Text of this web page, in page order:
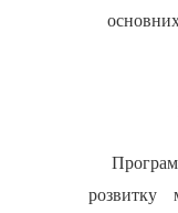
розвитку